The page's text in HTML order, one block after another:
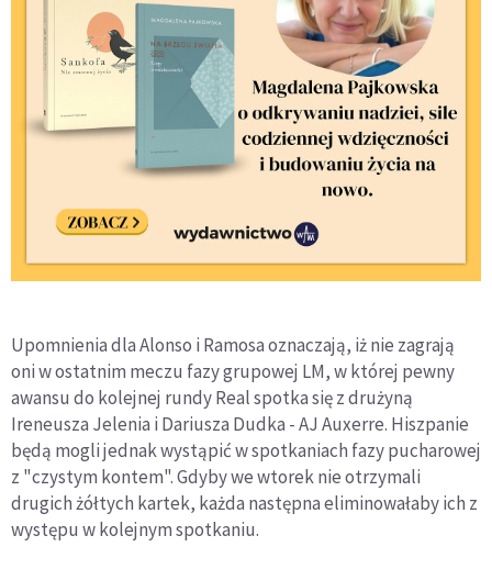
Upomnienia dla Alonso i Ramosa oznaczają, iż nie zagrają
oni w ostatnim meczu fazy grupowej LM, w której pewny
awansu do kolejnej rundy Real spotka się z drużyną
Ireneusza Jelenia i Dariusza Dudka - AJ Auxerre. Hiszpanie
będą mogli jednak wystąpić w spotkaniach fazy pucharowej
z "czystym kontem". Gdyby we wtorek nie otrzymali
drugich żółtych kartek, każda następna eliminowałaby ich z
występu w kolejnym spotkaniu.